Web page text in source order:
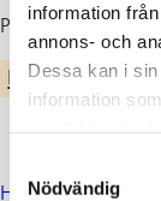
information
annons- och
Dessa kan i
information
Nödvändig
Publicerad :
EKENÄS
Här kan du läsa om